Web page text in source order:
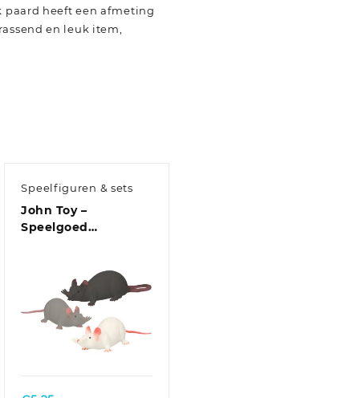
paard heeft een afmeting
en leuk item,
Speelfiguren & sets
John Toy –
Speelgoed